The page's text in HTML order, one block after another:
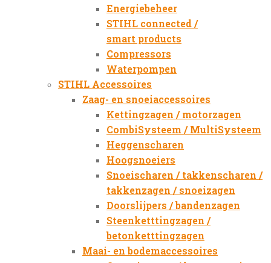
Energiebeheer
STIHL connected /
smart products
Compressors
Waterpompen
STIHL Accessoires
Zaag- en snoeiaccessoires
Kettingzagen / motorzagen
CombiSysteem / MultiSysteem
Heggenscharen
Hoogsnoeiers
Snoeischaren / takkenscharen /
takkenzagen / snoeizagen
Doorslijpers / bandenzagen
Steenketttingzagen /
betonketttingzagen
Maai- en bodemaccessoires